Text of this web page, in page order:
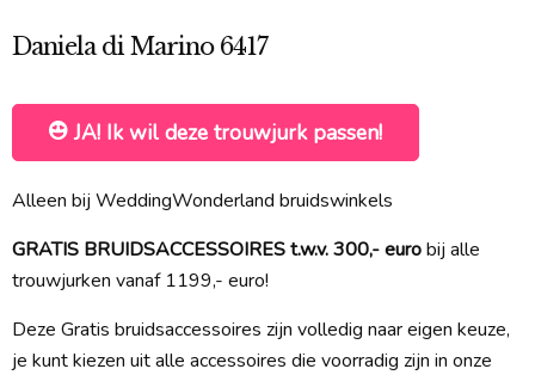
Daniela di Marino 6417
JA! Ik wil deze trouwjurk passen!
Alleen bij WeddingWonderland bruidswinkels
GRATIS BRUIDSACCESSOIRES t.w.v. 300,- eurobij alle
trouwjurken vanaf 1199,- euro!
Deze Gratis bruidsaccessoires zijn volledig naar eigen keuze,
je kunt kiezen uit alle accessoires die voorradig zijn in onze